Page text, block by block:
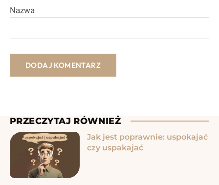
Nazwa
PRZECZYTAJ RÓWNIEŻ
Jak jest poprawnie: uspokajać
czy uspakajać